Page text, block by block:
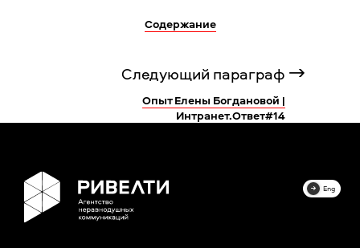
Содержание
Следующий параграф
Опыт Елены Богдановой |
Интранет.Ответ#14
Eng